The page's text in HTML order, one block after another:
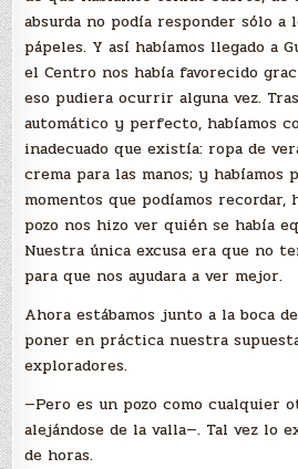
absurda no podía responder sólo a
pápeles. Y así habíamos llegado a
el Centro nos había favorecido
eso pudiera ocurrir alguna vez.
automático y perfecto, habíamos
inadecuado que existía: ropa de
crema para las manos; y habíamos
momentos que podíamos recordar,
pozo nos hizo ver quién se había
Nuestra única excusa era que no
para que nos ayudara a ver mejor.
Ahora estábamos junto a la boca
poner en práctica nuestra
exploradores.
—Pero es un pozo como cualquier
alejándose de la valla—. Tal vez lo
de horas.